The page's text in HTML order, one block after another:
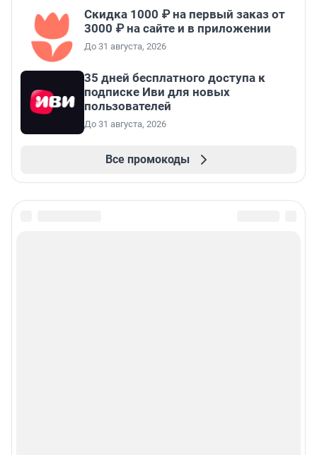
Скидка 1000 ₽ на первый заказ от
3000 ₽ на сайте и в приложении
До 31 августа, 2026
35 дней бесплатного доступа к
подписке Иви для новых
пользователей
До 31 августа, 2026
Все промокоды